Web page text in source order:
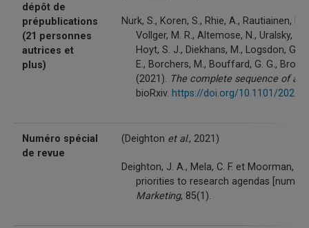
dépôt de
prépublications
(21 personnes
autrices et
plus)
Nurk, S., Koren, S., Rhie, A., Rautiainen,
Vollger, M. R., Altemose, N., Uralsky,
Hoyt, S. J., Diekhans, M., Logsdon, G.
E., Borchers, M., Bouffard, G. G.,
(2021). The complete sequence of a
bioRxiv. https://doi.org/10.1101/
Numéro spécial
de revue
(Deighton et al., 2021)
Deighton, J. A., Mela, C. F. et Moorman,
priorities to research agendas
Marketing, 85(1).